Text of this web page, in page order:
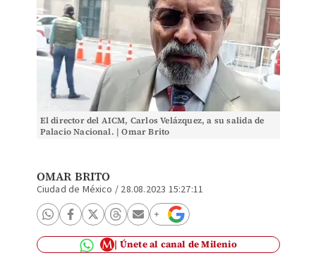
El director del AICM, Carlos Velázquez, a su salida de
Palacio Nacional. | Omar Brito
OMAR BRITO
Ciudad de México / 28.08.2023 15:27:11
Únete al canal de Milenio